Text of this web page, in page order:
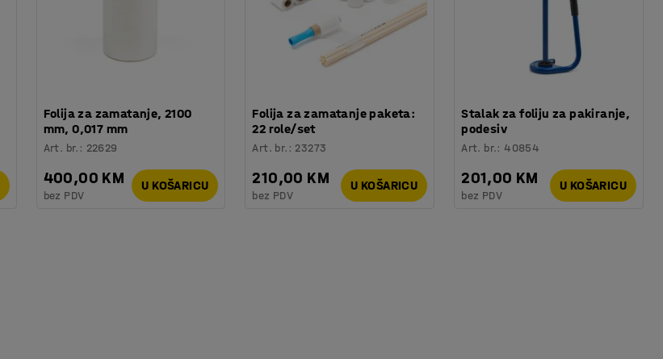
Folija za zamatanje, 2100
mm, 0,017 mm
Art. br. : 22629
400,00 KM
bez PDV
U KOŠARICU
Folija za zamatanje paketa:
22 role/set
Art. br. : 23273
210,00 KM
bez PDV
U KOŠARICU
Stalak za foliju za pakiranje,
podesiv
Art. br.: 40854
201,00 KM
bez PDV
U KOŠARICU